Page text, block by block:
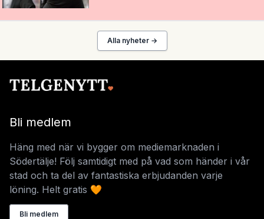
Alla nyheter →
Bli medlem
Häng med när vi bygger om mediemarknaden i
Södertälje! Följ samtidigt med på vad som händer i vår
stad och ta del av fantastiska erbjudanden varje
löning. Helt gratis 🧡
Bli medlem